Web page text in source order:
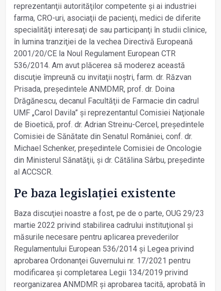
reprezentanţii autorităţilor competente şi ai industriei
farma, CRO-uri, asociaţii de pacienţi, medici de diferite
specialităţi interesaţi de sau participanţi în studii clinice,
în lumina tranziţiei de la vechea Directivă Europeană
2001/20/CE la Noul Regulament European CTR
536/2014. Am avut plăcerea să moderez această
discuţie împreună cu invitaţii noştri, farm. dr. Răzvan
Prisada, preşedintele ANMDMR, prof. dr. Doina
Drăgănescu, decanul Facultăţii de Farmacie din cadrul
UMF „Carol Davila” şi reprezentantul Comisiei Naţionale
de Bioetică, prof. dr. Adrian Streinu-Cercel, preşedintele
Comisiei de Sănătate din Senatul României, conf. dr.
Michael Schenker, preşedintele Comisiei de Oncologie
din Ministerul Sănatăţii, şi dr. Cătălina Sârbu, preşedinte
al ACCSCR.
Pe baza legislației existente
Baza discuţiei noastre a fost, pe de o parte, OUG 29/23
martie 2022 privind stabilirea cadrului instituţional şi
măsurile necesare pentru aplicarea prevederilor
Regulamentului European 536/2014 şi Legea privind
aprobarea Ordonanţei Guvernului nr. 17/2021 pentru
modificarea şi completarea Legii 134/2019 privind
reorganizarea ANMDMR şi aprobarea tacită, aprobată în